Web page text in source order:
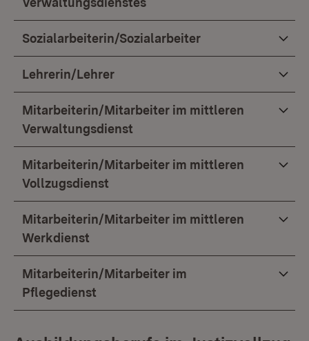
Sozialarbeiterin/Sozialarbeiter
Lehrerin/Lehrer
Mitarbeiterin/Mitarbeiter im mittleren
Verwaltungsdienst
Mitarbeiterin/Mitarbeiter im mittleren
Vollzugsdienst
Mitarbeiterin/Mitarbeiter im mittleren
Werkdienst
Mitarbeiterin/Mitarbeiter im
Pflegedienst